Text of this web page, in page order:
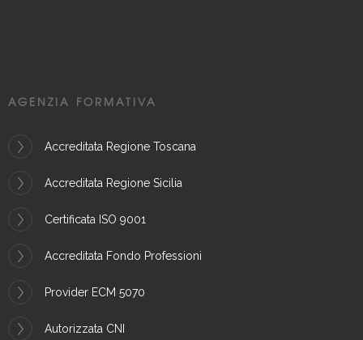
AGENZIA FORMATIVA
Accreditata Regione Toscana
Accreditata Regione Sicilia
Certificata ISO 9001
Accreditata Fondo Professioni
Provider ECM 5070
Autorizzata CNI